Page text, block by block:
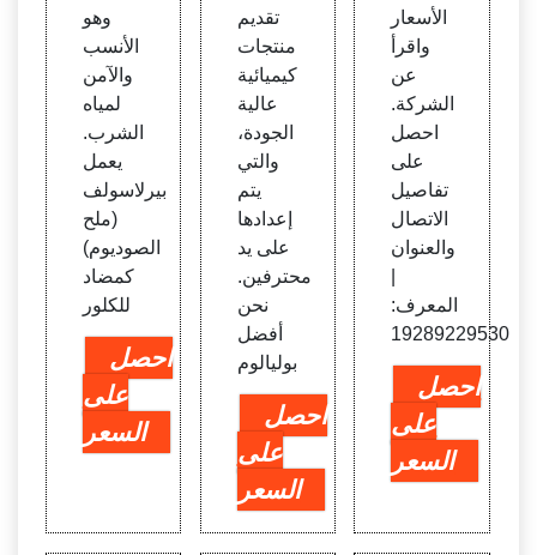
وهو
الأنسب
والآمن
لمياه
الشرب.
يعمل
بيرلاسولف
(ملح
الصوديوم)
كمضاد
للكلور
احصل
على
السعر
تقديم
منتجات
كيميائية
عالية
الجودة،
والتي
يتم
إعدادها
على يد
محترفين.
نحن
أفضل
بوليالوم
احصل
على
السعر
والمص
نعين ا
لأردني
ين
الأسعار
واقرأ
عن
الشركة.
احصل
على
تفاصيل
الاتصال
والعنوان
المعرف:
19289229530
احصل
على
السعر